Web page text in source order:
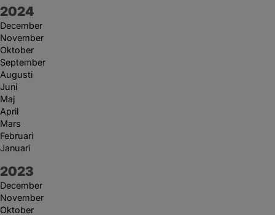
År:
2024
December
November
Oktober
September
Augusti
Juni
Maj
April
Mars
Februari
Januari
År:
2023
December
November
Oktober